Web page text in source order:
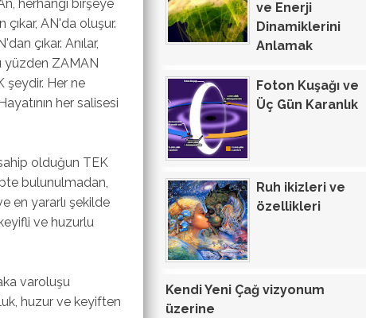
herhangi birşeye
AN'da oluşur.
çıkar. Anılar,
yüzden ZAMAN
şeydir. Her ne
her salisesi
olduğun TEK
bulunulmadan,
en yararlı şekilde
ve huzurlu
varoluşu
huzur ve keyiften
ve Enerji
Dinamiklerini
Anlamak
Foton Kuşağı ve
Üç Gün Karanlık
Ruh ikizleri ve
özellikleri
Kendi Yeni Çağ vizyonum
üzerine